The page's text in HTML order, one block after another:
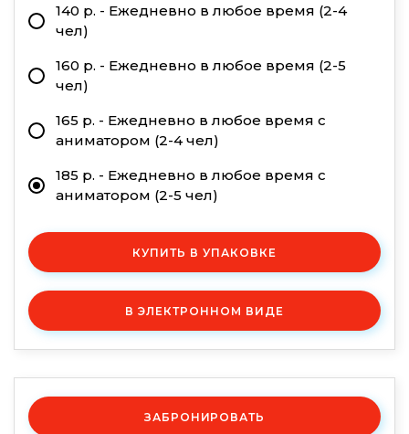
140 р. - Ежедневно в любое время (2-4
чел)
160 р. - Ежедневно в любое время (2-5
чел)
165 р. - Ежедневно в любое время с
аниматором (2-4 чел)
185 р. - Ежедневно в любое время с
аниматором (2-5 чел)
КУПИТЬ В УПАКОВКЕ
В ЭЛЕКТРОННОМ ВИДЕ
ЗАБРОНИРОВАТЬ